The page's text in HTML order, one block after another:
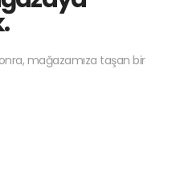
mağazamıza taşan bir